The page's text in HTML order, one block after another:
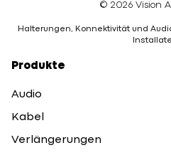
© 2026 Vision
Halterungen, Konnektivität und
Produkte
Audio
Kabel
Verlängerungen